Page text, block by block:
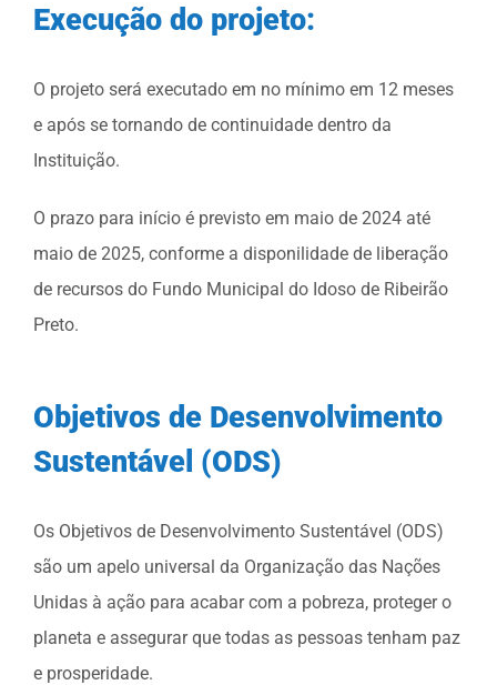
Execução do projeto:
O projeto será executado em no mínimo em 12 meses
e após se tornando de continuidade dentro da
Instituição.
O prazo para início é previsto em maio de 2024 até
maio de 2025, conforme a disponilidade de liberação
de recursos do Fundo Municipal do Idoso de Ribeirão
Preto.
Objetivos de Desenvolvimento
Sustentável (ODS)
Os Objetivos de Desenvolvimento Sustentável (ODS)
são um apelo universal da Organização das Nações
Unidas à ação para acabar com a pobreza, proteger o
planeta e assegurar que todas as pessoas tenham paz
e prosperidade.